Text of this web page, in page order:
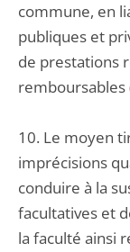
commune, en
publiques et
de prestations
remboursables
10. Le moyen
imprécisions
conduire à la
facultatives et
la faculté ainsi